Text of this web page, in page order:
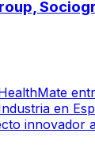
en
innovador